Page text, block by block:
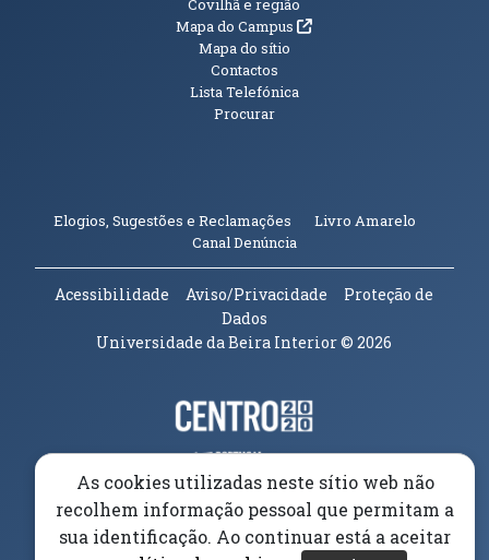
Informações Adicionais
Covilhã e região
Mapa do Campus(abre em nova janela)
Mapa do sítio
Contactos
Lista Telefónica
Procurar
Elogios, Sugestões e Reclamações Livro Amarelo
Canal Denúncia(abre em nova janela)
Acessibilidade Aviso/Privacidade
Proteção de
Dados
Universidade da Beira Interior© 2026
Parceiros e Financiadores
(abre em nova janela)
(abre em nova janela)
As cookies utilizadas neste sítio web não
recolhem informação pessoal que permitam a
sua identificação. Ao continuar está a aceitar